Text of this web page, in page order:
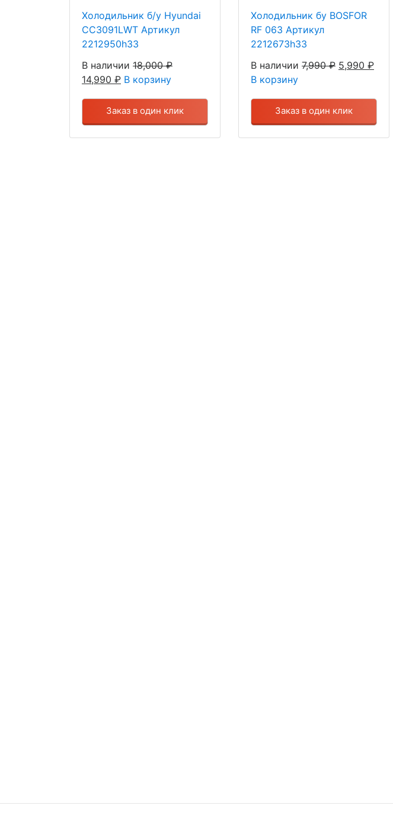
Холодильник б/у Hyundai
CC3091LWT Артикул
2212950h33
В наличии 18,000₽
14,990 ₽ В корзину
Заказ в один клик
Холодильник бу BOSFOR
RF 063 Артикул
2212673h33
В наличии 7,990₽ 5,990 ₽
В корзину
Заказ в один клик